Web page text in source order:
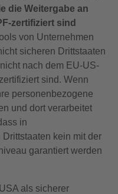
die Weitergabe an
zertifiziert sind
von Unternehmen
sicheren Drittstaaten
nach dem EU-US-
sind. Wenn
personenbezogene
und dort verarbeitet
in
kein mit der
garantiert werden
als sicherer